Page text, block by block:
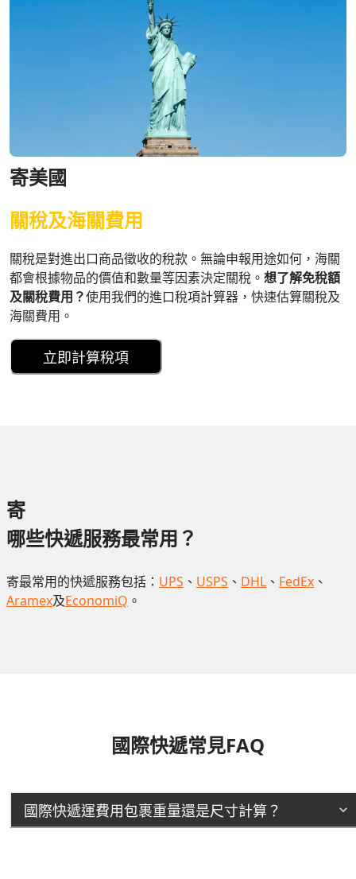
寄美國
關稅及海關費用
關稅是對進出口商品徵收的稅款。無論申報用途如何，海關
都會根據物品的價值和數量等因素決定關稅。 想了解免稅額
及關稅費用？使用我們的進口稅項計算器，快速估算關稅及
海關費用。
立即計算稅項
寄
哪些快遞服務最常用？
寄最常用的快遞服務包括： UPS 、 USPS 、 DHL 、 FedEx 、
Aramex及EconomiQ 。
國際快遞常見FAQ
國際快遞運費用包裹重量還是尺寸計算？